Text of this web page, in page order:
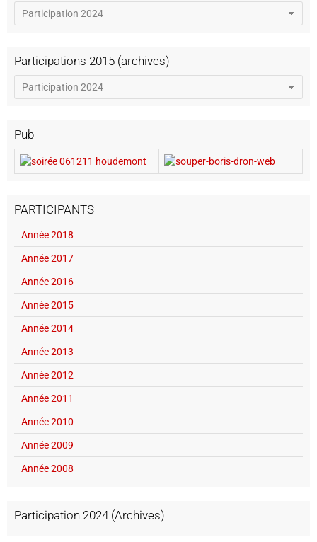
Participations 2015 (archives)
Pub
PARTICIPANTS
Année 2018
Année 2017
Année 2016
Année 2015
Année 2014
Année 2013
Année 2012
Année 2011
Année 2010
Année 2009
Année 2008
Participation 2024 (Archives)